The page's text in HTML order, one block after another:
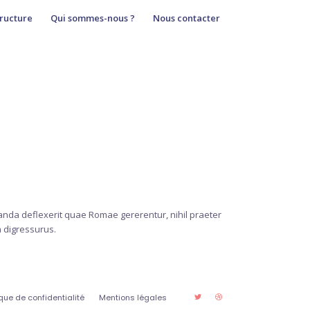
Qui sommes-nous ? Nous contacter
deflexerit quae Romae gererentur, nihil praeter
digressurus.
de confidentialité Mentions légales